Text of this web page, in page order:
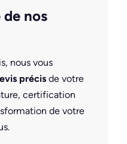
de nos
nous vous
précis de votre
certification
de votre